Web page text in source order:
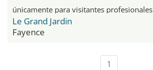
únicamente para visitantes profesionales
Le Grand Jardin
Fayence
1